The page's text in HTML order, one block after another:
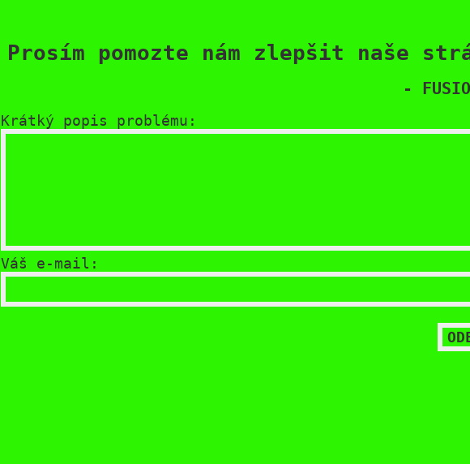
Prosím pomozte nám zlepšit naše
-
Krátký popis problému:
Váš e-mail: